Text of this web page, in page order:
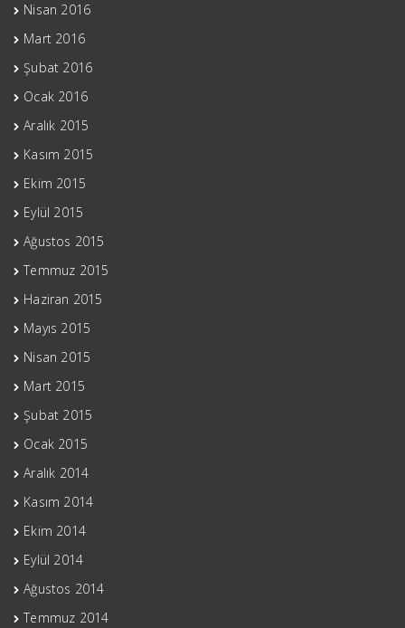
Nisan 2016
Mart 2016
Şubat 2016
Ocak 2016
Aralık 2015
Kasım 2015
Ekim 2015
Eylül 2015
Ağustos 2015
Temmuz 2015
Haziran 2015
Mayıs 2015
Nisan 2015
Mart 2015
Şubat 2015
Ocak 2015
Aralık 2014
Kasım 2014
Ekim 2014
Eylül 2014
Ağustos 2014
Temmuz 2014